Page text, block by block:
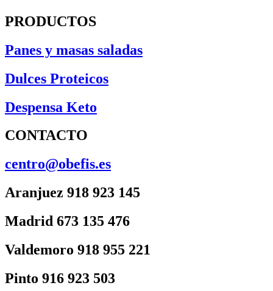
PRODUCTOS
Panes y masas saladas
Dulces Proteicos
Despensa Keto
CONTACTO
centro@obefis.es
Aranjuez 918 923 145
Madrid 673 135 476
Valdemoro 918 955 221
Pinto 916 923 503